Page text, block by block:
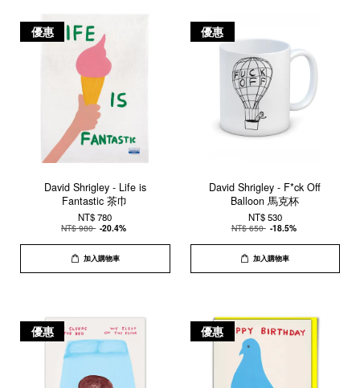
優惠
David Shrigley - Life is
Fantastic 茶巾
NT$ 780
NT$ 980 -20.4%
加入購物車
優惠
David Shrigley - F*ck Off
Balloon 馬克杯
NT$ 530
NT$ 650 -18.5%
加入購物車
優惠 優惠